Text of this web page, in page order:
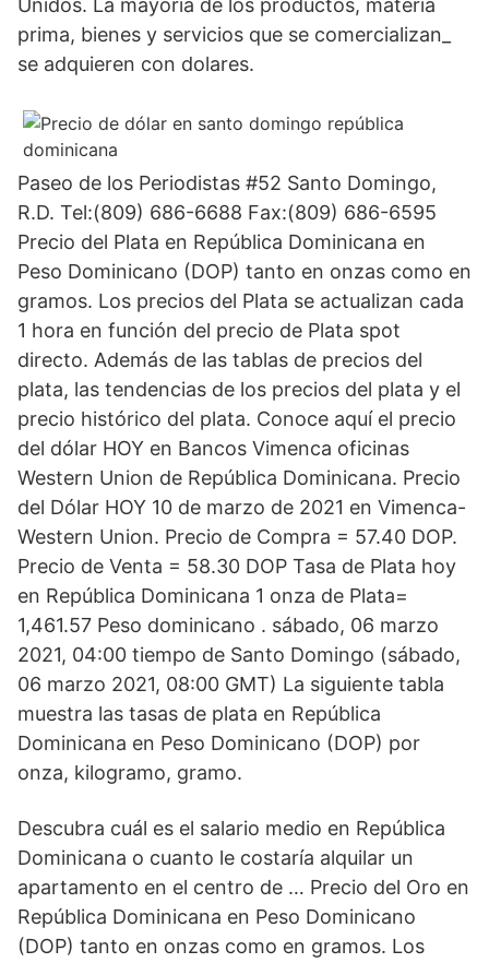
Unidos. La mayoría de los productos, materia
prima, bienes y servicios que se comercializan_
se adquieren con dolares.
Paseo de los Periodistas #52 Santo Domingo,
R.D. Tel:(809) 686-6688 Fax:(809) 686-6595
Precio del Plata en República Dominicana en
Peso Dominicano (DOP) tanto en onzas como en
gramos. Los precios del Plata se actualizan cada
1 hora en función del precio de Plata spot
directo. Además de las tablas de precios del
plata, las tendencias de los precios del plata y el
precio histórico del plata. Conoce aquí el precio
del dólar HOY en Bancos Vimenca oficinas
Western Union de República Dominicana. Precio
del Dólar HOY 10 de marzo de 2021 en Vimenca-
Western Union. Precio de Compra = 57.40 DOP.
Precio de Venta = 58.30 DOP Tasa de Plata hoy
en República Dominicana 1 onza de Plata=
1,461.57 Peso dominicano . sábado, 06 marzo
2021, 04:00 tiempo de Santo Domingo (sábado,
06 marzo 2021, 08:00 GMT) La siguiente tabla
muestra las tasas de plata en República
Dominicana en Peso Dominicano (DOP) por
onza, kilogramo, gramo.
Descubra cuál es el salario medio en República
Dominicana o cuanto le costaría alquilar un
apartamento en el centro de … Precio del Oro en
República Dominicana en Peso Dominicano
(DOP) tanto en onzas como en gramos. Los